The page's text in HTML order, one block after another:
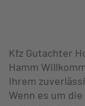
Kfz Gutachter
Hamm
Ihrem
Wenn es um